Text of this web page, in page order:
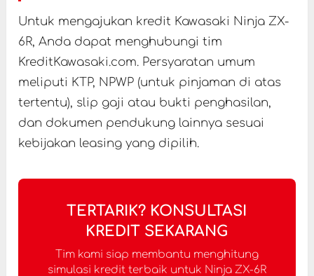
Untuk mengajukan kredit Kawasaki Ninja ZX-
6R, Anda dapat menghubungi tim
KreditKawasaki.com. Persyaratan umum
meliputi KTP, NPWP (untuk pinjaman di atas
tertentu), slip gaji atau bukti penghasilan,
dan dokumen pendukung lainnya sesuai
kebijakan leasing yang dipilih.
TERTARIK? KONSULTASI
KREDIT SEKARANG
Tim kami siap membantu menghitung
simulasi kredit terbaik untuk Ninja ZX-6R